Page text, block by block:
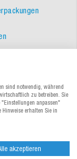
sind notwendig, während
zu betreiben. Sie
anpassen"
Hinweise erhalten Sie in
akzeptieren